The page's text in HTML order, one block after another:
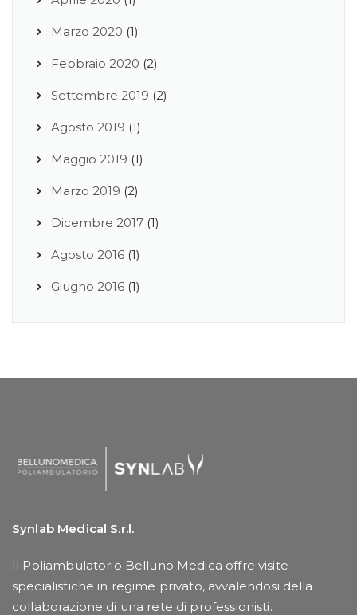
Marzo 2020 (1)
Febbraio 2020 (2)
Settembre 2019 (2)
Agosto 2019 (1)
Maggio 2019 (1)
Marzo 2019 (2)
Dicembre 2017 (1)
Agosto 2016 (1)
Giugno 2016 (1)
Synlab Medical S.r.l.
Il Poliambulatorio Belluno Medica offre visite
specialistiche in regime privato, avvalendosi della
collaborazione di una rete di professionisti.